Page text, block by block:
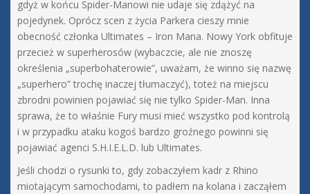
gdyż w końcu Spider-Manowi nie udaje się zdążyć na
pojedynek. Oprócz scen z życia Parkera cieszy mnie
obecność członka Ultimates – Iron Mana. Nowy York obfituje
przecież w superherosów (wybaczcie, ale nie znoszę
określenia „superbohaterowie”, uważam, że winno się nazwę
„superhero” trochę inaczej tłumaczyć), toteż na miejscu
zbrodni powinien pojawiać się nie tylko Spider-Man. Inna
sprawa, że to właśnie Fury musi mieć wszystko pod kontrolą
i w przypadku ataku kogoś bardzo groźnego powinni się
pojawiać agenci S.H.I.E.L.D. lub Ultimates.
Jeśli chodzi o rysunki to, gdy zobaczyłem kadr z Rhino
miotającym samochodami, to padłem na kolana i zacząłem